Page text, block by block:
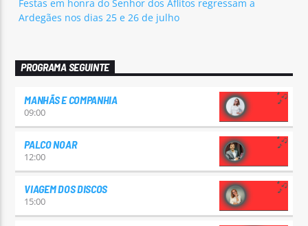
Festas em honra do Senhor dos Aflitos regressam a
Ardegães nos dias 25 e 26 de julho
PROGRAMA SEGUINTE
MANHÃS E COMPANHIA
09:00
PALCO NOAR
12:00
VIAGEM DOS DISCOS
15:00